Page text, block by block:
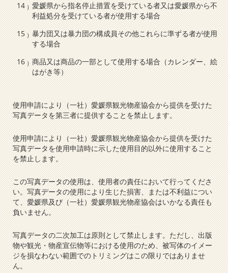
愛媛県から指名停止措置を受けている者又は愛媛県から不
利益処分を受けている者が使用する場合
暴力団又は暴力団の構成員その他これらに準ずる者が使用
する場合
商品又は商品の一部として使用する場合（カレンダー、絵
はがき等）
使用申請により（一社）愛媛県観光物産協会から提供を受けた
写真データを第三者に提供することを禁止します。
使用申請により（一社）愛媛県観光物産協会から提供を受けた
写真データを使用申請時に示した使用目的以外に使用すること
を禁止します。
この写真データの使用は、使用者の責任において行ってくださ
い。写真データの使用により生じた損害、または不利益につい
て、愛媛県及び（一社）愛媛県観光物産協会はいかなる責任も
負いません。
写真データの二次加工は原則として禁止します。ただし、出版
物や観光・物産宣伝物等における使用のため、被写体のイメー
ジを損なわない範囲でのトリミングはこの限りではありませ
ん。